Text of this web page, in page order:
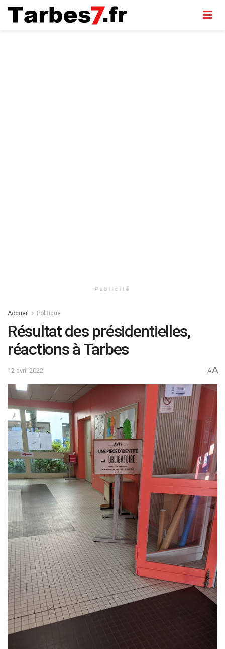
Publicité
Accueil Politique
Résultat des présidentielles,
réactions à Tarbes
12 avril 2022 AA